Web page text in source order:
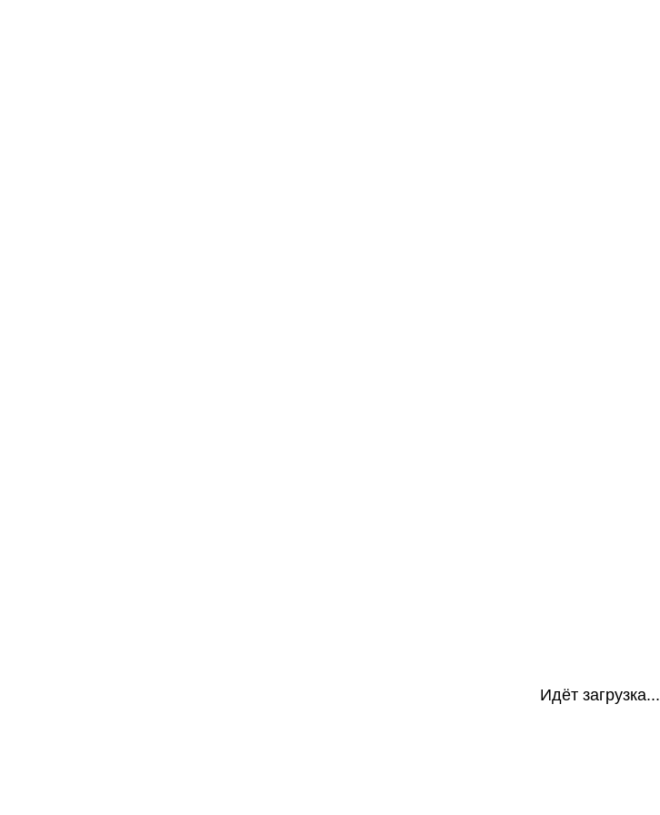
Идёт загрузка...